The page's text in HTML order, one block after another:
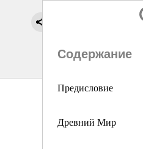
Содержание
Предисловие
Древний Мир